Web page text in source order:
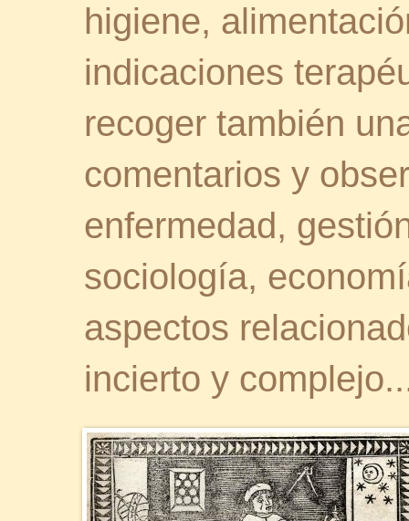
higiene,
indicaciones
recoger también
comentarios y
enfermedad,
sociología,
aspectos
incierto y